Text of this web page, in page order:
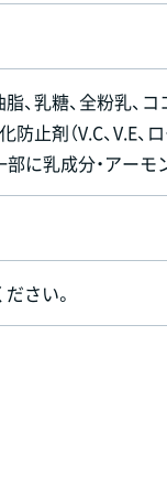
、乳糖、全粉乳、
止剤（V.C、V.E、
部に乳成分・アーモ
さい。